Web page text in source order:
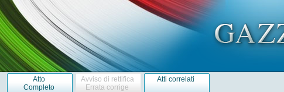
Atto
Completo
Avviso di rettifica
Errata corrige
Atti correlati